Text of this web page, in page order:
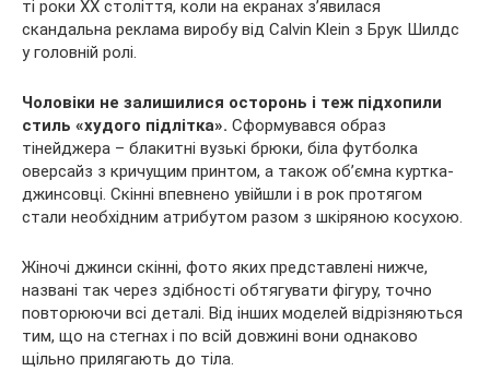
ті роки ХХ століття, коли на екранах з’явилася
скандальна реклама виробу від Calvin Klein з Брук Шилдс
у головній ролі.
Чоловіки не залишилися осторонь і теж підхопили
стиль «худого підлітка». Сформувався образ
тінейджера – блакитні вузькі брюки, біла футболка
оверсайз з кричущим принтом, а також об’ємна куртка-
джинсовці. Скінні впевнено увійшли і в рок протягом
стали необхідним атрибутом разом з шкіряною косухою.
Жіночі джинси скінні, фото яких представлені нижче,
названі так через здібності обтягувати фігуру, точно
повторюючи всі деталі. Від інших моделей відрізняються
тим, що на стегнах і по всій довжині вони однаково
щільно прилягають до тіла.